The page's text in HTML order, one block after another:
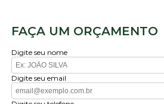
FAÇA UM ORÇAMENTO
Digite seu nome
Digite seu email